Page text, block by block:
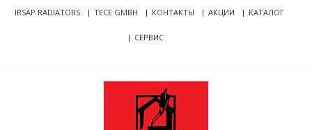
Skip
SkipIRSAP RADIATORS TECE GMBH КОНТАКТЫ АКЦИИ КАТАЛОГ
СЕРВИС